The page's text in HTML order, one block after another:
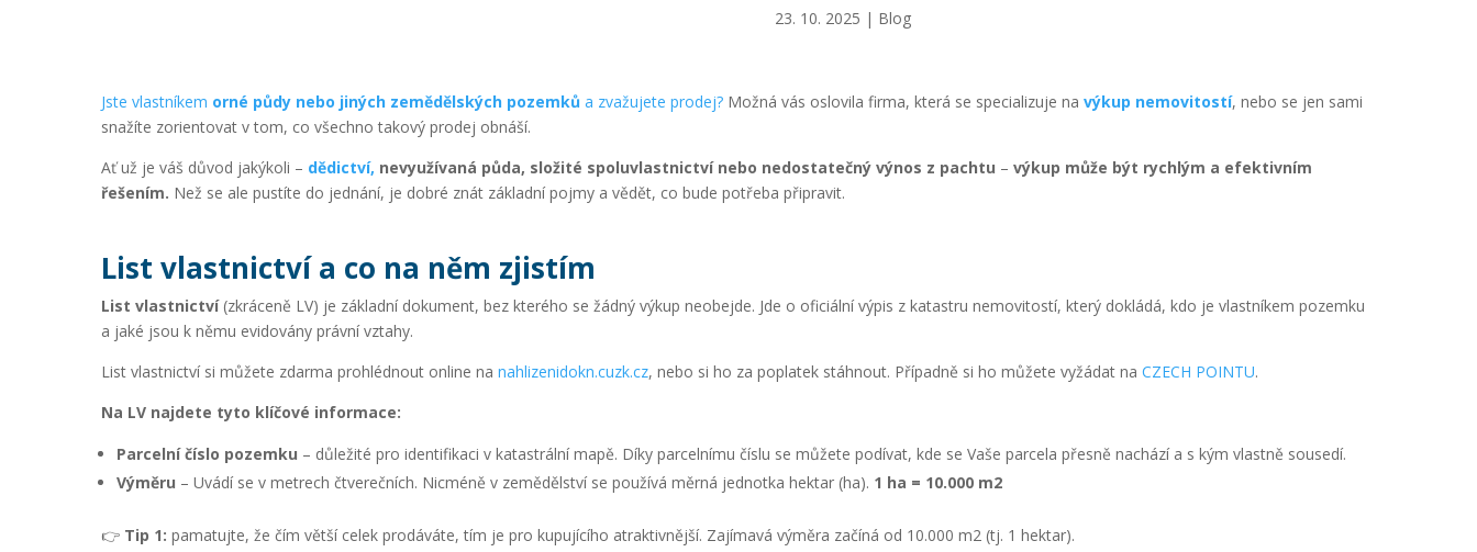
23. 10. 2025 | Blog
Jste vlastníkem orné půdy nebo jiných zemědělských pozemků a zvažujete prodej? Možná vás oslovila firma, která se specializuje na výkup nemovitostí, nebo se jen sami
snažíte zorientovat v tom, co všechno takový prodej obnáší.
Ať už je váš důvod jakýkoli – dědictví, nevyužívaná půda, složité spoluvlastnictví nebo nedostatečný výnos z pachtu – výkup může být rychlým a efektivním
řešením. Než se ale pustíte do jednání, je dobré znát základní pojmy a vědět, co bude potřeba připravit.
List vlastnictví a co na něm zjistím
List vlastnictví(zkráceně LV) je základní dokument, bez kterého se žádný výkup neobejde. Jde o oficiální výpis z katastru nemovitostí, který dokládá, kdo je vlastníkem pozemku
a jaké jsou k němu evidovány právní vztahy.
List vlastnictví si můžete zdarma prohlédnout online na nahlizenidokn.cuzk.cz, nebo si ho za poplatek stáhnout. Případně si ho můžete vyžádat na CZECH POINTU.
Na LV najdete tyto klíčové informace:
Parcelní číslo pozemku – důležité pro identifikaci v katastrální mapě. Díky parcelnímu číslu se můžete podívat, kde se Vaše parcela přesně nachází a s kým vlastně sousedí.
Výměru – Uvádí se v metrech čtverečních. Nicméně v zemědělství se používá měrná jednotka hektar (ha). 1 ha = 10.000 m2
👉 Tip 1: pamatujte, že čím větší celek prodáváte, tím je pro kupujícího atraktivnější. Zajímavá výměra začíná od 10.000 m2 (tj. 1 hektar).